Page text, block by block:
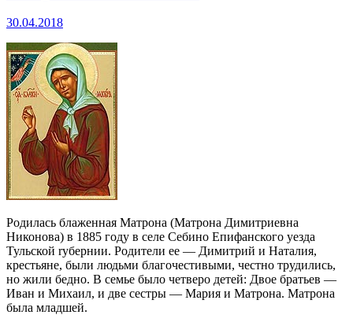
30.04.2018
Родилась блаженная Матрона (Матрона Димитриевна
Никонова) в 1885 году в селе Себино Епифанского уезда
Тульской ryбернии. Родители ее — Димитрий и Наталия,
крестьяне, были людьми благочестивыми, честно трудились,
но жили бедно. В семье было четверо детей: Двое братьев —
Иван и Михаил, и две сестры — Мария и Матрона. Матрона
была младшей.